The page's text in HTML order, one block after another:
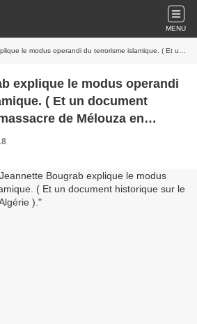
MENU
du terrorisme islamique. ( Et un document historique sur le massacre de Mélouza en Algérie ).
explique le modus operandi
( Et un document
de Mélouza en